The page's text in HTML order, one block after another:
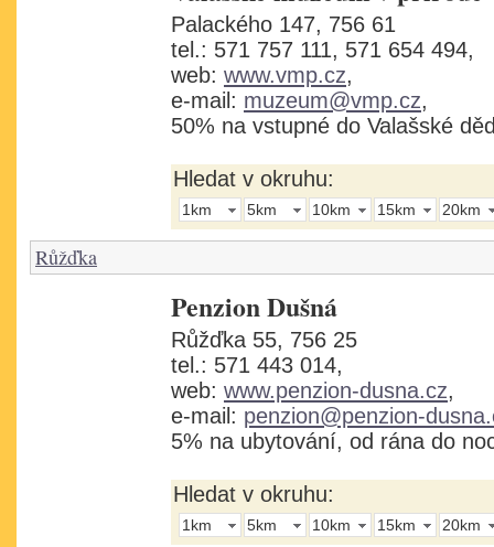
Palackého 147, 756 61
tel.: 571 757 111, 571 654 494,
web: www.vmp.cz,
e-mail: muzeum@vmp.cz,
50% na vstupné do Valašské
Hledat v okruhu:
1km 5km 10km 15km 20km
Růžďka
Penzion Dušná
Růžďka 55, 756 25
tel.: 571 443 014,
web: www.penzion-dusna.cz,
e-mail: penzion@penzion-
5% na ubytování, od rána do
Hledat v okruhu:
1km 5km 10km 15km 20km